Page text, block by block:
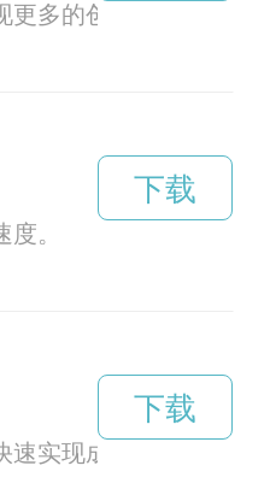
多的创新和发展。
。
下载
实现成功。
下载